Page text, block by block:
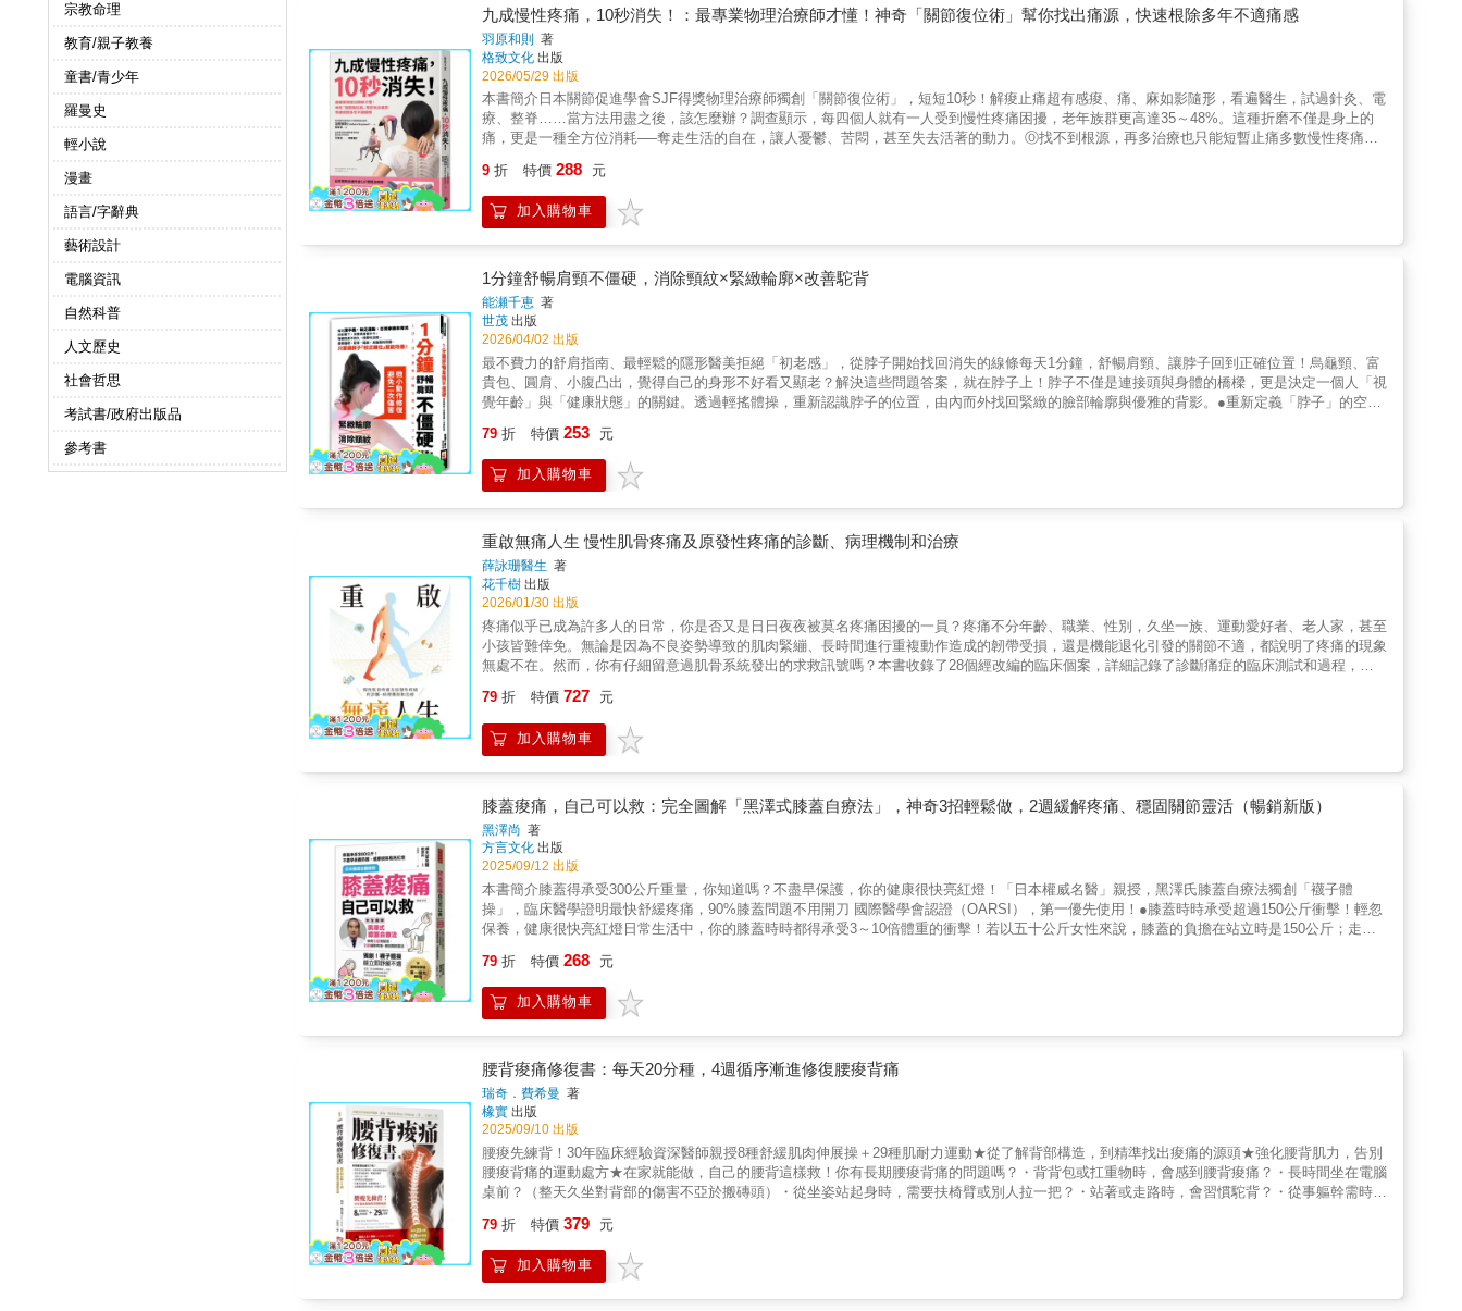
宗教命理
教育/親子教養
童書/青少年
羅曼史
輕小說
漫畫
語言/字辭典
藝術設計
電腦資訊
自然科普
人文歷史
社會哲思
考試書/政府出版品
參考書
在腰部，很快就會感到疲累，沒多久孩子們就又會恢復癱軟的坐姿。為解決椅子和背部的不舒服，大多數人習慣使用腰枕，但其實許多腰枕只是更
強化了你的不良坐姿！許多人喜歡側睡，或因為某些原因必須側睡。人類學研究指出，歷史上有許多側睡的記載，側睡能讓家族成員得以靠近彼此
取暖，還有安全以及節省地面空間等好處；然而很多人的側睡姿勢是錯誤的，像是捲成C型睡姿，日復一日後，將會引起椎間盤磨損退化。你是否
也有久站不適的問題？還是你的工作必須整天站著？你也許有一堆護腿小祕方、還有幾雙好鞋，但可曾想好好觀察自己的「站姿」呢？ 彎腰不到5
分鐘就腰痛背痛？你一定聽過這樣的觀念：彎腰時，為了保護腰背部，應該要蹲下而不要彎下身；但這樣的動作雖然保護了背部，卻讓你的膝蓋承
受不必要的壓力。多數人走路時只用到腿部肌肉，這絕非理想的姿態，一旦走路姿勢不當，每走一步就是一次對骨骼的攻擊。本書特色◎從生活中
取景，正確姿勢vs.錯誤姿勢一目了然你的周遭到處充斥著活生生的教材，本書將為你檢視平日的健康習慣及爛姿勢成癮度：公共場所的椅子、各
種姿勢、抱小孩的方法、開車或騎機車的坐姿、提重物、歷史雕像姿態、甚至是交通號誌的小綠人等，有趣又實用，藉由照片讓人更容易記住好姿
勢。◎回歸原始──身體的原始設計是讓人可以輕鬆優雅的行動為何傳統社會中的人們從小到老，一輩子都不會有腰背痛的問題？本書將揭示人體
單、無年齡限制、24小時想練就能練。8堂簡單的脊椎校準課，作者親自一步步帶你練習，其中穿插許多古老智慧與日常生活分析，結合傳統與現
代科學，既實用又知性，讓自然正確的體態內化在日常坐、站、走、躺等姿勢，當它成為習慣後，一舉一動都能減輕對骨骼肌肉的不當壓迫、改善
循環，讓自己越活越健康。
九成慢性疼痛，10秒消失！：最專業物理治療師才懂！神奇「關節復位術」幫你找出痛源，快速根除多年不適痛感
羽原和則
著
格致文化 出版
2026/05/29 出版
本書簡介日本關節促進學會SJF得獎物理治療師獨創「關節復位術」，短短10秒！解痠止痛超有感痠、痛、麻如影隨形，看遍醫生，試過針灸、電
療、整脊……當方法用盡之後，該怎麼辦？調查顯示，每四個人就有一人受到慢性疼痛困擾，老年族群更高達35～48%。這種折磨不僅是身上的
痛，更是一種全方位消耗──奪走生活的自在，讓人憂鬱、苦悶，甚至失去活著的動力。Ⓞ找不到根源，再多治療也只能短暫止痛多數慢性疼痛患
則可能引起嚴重疼痛。►伸展操：過度伸展會使關節位移加劇，肌肉不易收縮。►筋膜鬆弛：以手指或手肘搓揉按壓局部僵硬肌肉，只是「按摩＋
指壓」。►整脊：成效和折手指沒兩樣，還可能導致脊髓損傷，甚至腦中風！►針灸、電療：針灸如同麻醉、電療只是刺激肌肉，讓你暫時忘卻痛
楚。►人工關節：並非一勞永逸，隨時間可能鬆脫感染！►X光檢查：關節脫離路徑只有1～2公釐，再強的X光都拍不出毛病！Ⓞ真正病灶並非慢
200公斤的相撲力士治癒慢性疼痛，獨創「10秒關節復位術」，以腰薦椎關節為中心，涵蓋腰、膝、肩、頸、背部、髖部、腳踝、眼耳、頭部，只
要 step by step 跟著做，10秒就能解決九成以上慢性痛！►膝蓋痛【檢查】：抓住右腳踝，確認膝蓋能彎曲到哪裡？是否產生痛感？【鍛鍊】：
仰躺在地上，雙手抱住右腳踝，將膝蓋往胸前彎曲。►肩膀痛【檢查】：以坐姿將肩膀大幅旋前旋後，確認動作是否順暢？【鍛鍊】：雙臂彎曲成
直角，高舉至頭部上方；以手肘畫圓，慢慢放下雙臂。►腰痛【檢查】：以站姿將上半身往右傾，確認右手指尖能碰到哪裡？會在何處產生痛感？
【鍛鍊】：仰躺併攏雙膝並屈起，分別將左右骨盆朝頭部方向移動，進一步矯正關節。……除此之外，還有更多「10秒關節復位術」可解決的症
狀和疾病，包括：風濕痛、閃到腰、五十肩、頸椎痛、中風偏癱、椎間盤突出、扳機指、眩暈與耳鳴、偏頭痛、肋間神經痛、甩鞭式創傷、自律神
經失調等20種以上久痛難治的病痛！ 九成的慢性疼痛，源自於關節位移；根治慢性疼痛，就從矯正關節開始！ 本書特色◎日本SJF關節促進學會
得獎治療師，獨創「關節復位術」，短短10秒，解痠止痛超有感！◎破除錯誤迷思，清楚說明慢性疼痛的成因與解痛之道。 ◎涵蓋腰、膝、肩、
頸、背部、髖部、腳踝、眼耳、頭部，九大部位完整照護！
9 折 特價 288 元
加入購物車
1分鐘舒暢肩頸不僵硬，消除頸紋×緊緻輪廓×改善駝背
能瀬千恵 著
世茂 出版
2026/04/02 出版
最不費力的舒肩指南、最輕鬆的隱形醫美拒絕「初老感」，從脖子開始找回消失的線條每天1分鐘，舒暢肩頸、讓脖子回到正確位置！烏龜頸、富
貴包、圓肩、小腹凸出，覺得自己的身形不好看又顯老？解決這些問題答案，就在脖子上！脖子不僅是連接頭與身體的橋樑，更是決定一個人「視
覺年齡」與「健康狀態」的關鍵。透過輕搖體操，重新認識脖子的位置，由內而外找回緊緻的臉部輪廓與優雅的背影。●重新定義「脖子」的空間
搖體操，從根本解決駝背與背部老化問題。●臉部輪廓的救星，下顎線與頸紋改善法令紋、木偶紋與雙下巴，往往是頸部肌肉緊繃的連鎖反應。透
過針對性的「下巴輕搖」與「脖子輕搖」練習，拉提臉部線條並淡化頸紋。●呼吸與自律神經的調節脖子是血管、神經與氣管的匯集處。本書深入
淺出地解釋「呼吸淺短」如何加速老化，並教導如何透過「會呼吸的脖子」來調節自律神經，讓心情恢復從容，重拾由內而外的美。本書收錄了整
頭看手機、電腦，肩頸痠痛者‧明明不胖但卻有雙下巴‧想要改善駝背，擁有優雅儀態的人‧試過各種保養品，卻無法解決頸紋困擾的人◆輕搖體操可
以幫助你……‧改善腰痠背痛‧衣服選小一號‧頸紋變少‧輪廓緊緻本書特色◎整復師、兼職舞者、動作指導老師，首創的輕搖體操◎圖解搭配詳細的文
字說明
79 折 特價 253 元
加入購物車
重啟無痛人生 慢性肌骨疼痛及原發性疼痛的診斷、病理機制和治療
薛詠珊醫生 著
花千樹 出版
2026/01/30 出版
疼痛似乎已成為許多人的日常，你是否又是日日夜夜被莫名疼痛困擾的一員？疼痛不分年齡、職業、性別，久坐一族、運動愛好者、老人家，甚至
小孩皆難倖免。無論是因為不良姿勢導致的肌肉緊繃、長時間進行重複動作造成的韌帶受損，還是機能退化引發的關節不適，都說明了疼痛的現象
無處不在。然而，你有仔細留意過肌骨系統發出的求救訊號嗎？本書收錄了28個經改編的臨床個案，詳細記錄了診斷痛症的臨床測試和過程，從
現「鎖住」、動彈不得的情況，怎麽辦？• 只有網球運動員才會患上網球肘？• 身材「前凸後翹」，要小心腰椎關節發炎？• 如何分辨坐骨神經痛
和梨狀肌綜合症？• 退化性膝關節炎一定要做手術？• 每日跑步竟然會導致前十字韌帶受損？• 長年累月穿著高跟鞋，身體會亮起甚麼警號？• 扁平
足無法矯正？• 全身肌肉緊繃，睡眠質素差，又提不起勁，暗藏何種危機？基於醫學實證和專業臨床經驗，本書深入探討了身體各部位的痛楚根源
提醒我們採取行動。如未能及時處理急性疼痛，此時痛楚已不僅是症狀，而是一個疾病——一個患者的心理、社交及生活都烙下痕跡的疾病。薛醫
生面見過無數病人，她把基層醫療的常見病例結集成書，為慢性疼痛病患清晰指引了認知疼痛、進行診斷到接受治療的程序，希望大家重拾輕鬆無
痛的身心。所有內容均建基於醫學實證和作者的學術與臨床經驗，務求讓大家獲得最貼合現實的面診體驗。◎ 本書28個病例都詳細記錄了病人的
面診情況及醫生給予的處方和建議，輔以簡易醫學解剖圖解來說明痛症的所在之處，亦加插了實際在診症室內進行的臨床測試及其示範和解說，附
錄還列出逾500個與痛症相關的中英詞彙，方便讀者參照。◎ 書中72個運動都清楚列明針對痛症、步驟、建議的運動次數和時間、注意事項和不適
用對象，還附有真人圖解，希望大家安在家中也能預防和治療慢性疼痛。
79 折 特價 727 元
加入購物車
膝蓋痠痛，自己可以救：完全圖解「黑澤式膝蓋自療法」，神奇3招輕鬆做，2週緩解疼痛、穩固關節靈活（暢銷新版）
黑澤尚 著
方言文化 出版
2025/09/12 出版
本書簡介膝蓋得承受300公斤重量，你知道嗎？不盡早保護，你的健康很快亮紅燈！「日本權威名醫」親授，黑澤氏膝蓋自療法獨創「襪子體
操」，臨床醫學證明最快舒緩疼痛，90%膝蓋問題不用開刀 國際醫學會認證（OARSI），第一優先使用！●膝蓋時時承受超過150公斤衝擊！輕忽
保養，健康很快亮紅燈日常生活中，你的膝蓋時時都得承受3～10倍體重的衝擊！若以五十公斤女性來說，膝蓋的負擔在站立時是150公斤；走路
便、長期臥病在床。況且你也會因痠痛不敢使力、活動，而使肌力更加衰弱，膝蓋軟骨大量磨損，深陷疼痛越來越劇烈的惡性循環。●膝蓋磨損多
少，你知道嗎？日本順天堂名醫幫你診斷日日承受巨大衝擊的膝蓋，是由包覆的「軟骨」及「關節液」所吸收，加上大腿肌等肌肉、骨骼和肌腱支
撐，藉此減輕膝蓋的負擔，幫助其順暢活動，但也因為膝關節包藏在皮肉之中，人們很難從表面察覺異狀。日本順天堂名醫黑澤尚教授在本書中提
膝蓋自療法，國際醫學會認證，優先第一使用絕大部分的膝蓋問題都起因於關節軟骨磨損的「退化性膝關節炎」，這是一種逐漸、緩慢的磨損。初
期，只會感覺膝關節有點僵硬而容易忽視，最後演變成劇烈的疼痛。因此，千萬別輕忽「膝蓋有點緊」，感覺異常就要就診檢查，看看是否為退化
性膝關節炎所造成，以及趕緊運用「黑澤式膝蓋自療法」，便可阻止惡化甚至痊癒。這套「自療法」，對任何人來說都十分簡單，你可從「襪子體
操」開始操作來立即緩解疼痛，再運用「仰躺＋側臥抬腳」、「靠椅抬腳」、「大腿夾球」等下肢肌肉體操，強化支撐膝蓋肌肉、關節韌帶、關節
囊、關節軟骨、骨骼等組織，讓膝關節產生安定作用，很快就有顯著成效。無論膝蓋再怎麼不舒服，約莫兩〜三週疼痛就會減輕，更能預防膝蓋疼
痛再度發生。「黑澤式膝蓋自療法」雖然神奇卻較少人知道，可說是一種「自療祕技」，也正如黑澤尚醫師所言：「這個自療法已經是世界級基
準，更獲得國際醫學機構認證為『最初階段的第一優先採用方法』，然而也正因為這個自療法很可能讓醫院賺不到錢而難以普及……」。●神奇自
療法！根據醫理科學，從根本改善、痊癒！膝蓋疼痛多出自於退化性關節炎，一般療程是以「口服藥物」和「玻尿酸關節注射」為主，但這只能減
緩疼痛，無法根除問題。黑澤尚醫師發明的「黑澤式膝蓋自療法」十分神奇，是一種「藉由肌肉體操促進體內『抗炎細胞激素』分泌，抑制軟骨與
骨、滑膜，在一定範圍內受到溫和力量影響►►發炎型細胞激素逐漸受到抑制►►軟骨組織的膠原蛋白與蛋白聚醣不斷產生，開始分泌「抗發炎型
細胞激素」►►發炎部位逐漸痊癒，疼痛感消失，關節產生安定效果因此，只要定期施行「黑澤式膝蓋自療法」，即可抑制膝蓋發炎、強化關節與
減輕疼痛，更能有效預防症狀復發。 黑澤尚醫師不僅教你就診時機、怎麼檢查、哪些治療法無法根治，還有藥物服用時機、有哪些物理療法與
79 折 特價 268 元
加入購物車
腰背痠痛修復書：每天20分種，4週循序漸進修復腰痠背痛
瑞奇．費希曼 著
橡實 出版
2025/09/10 出版
腰痠先練背！30年臨床經驗資深醫師親授8種舒緩肌肉伸展操＋29種肌耐力運動★從了解背部構造，到精準找出痠痛的源頭★強化腰背肌力，告別
腰痠背痛的運動處方★在家就能做，自己的腰背這樣救！你有長期腰痠背痛的問題嗎？・背背包或扛重物時，會感到腰背痠痛？・長時間坐在電腦
桌前？（整天久坐對背部的傷害不亞於搬磚頭）・從坐姿站起身時，需要扶椅臂或別人拉一把？・站著或走路時，會習慣駝背？・從事軀幹需時常
辦公室的上班族或操作機具的作業員，都會受到下背疼痛的影響。這通常是許多現代元素交互作用下的結果：不健康的飲食、過高的體重、睡眠不
足、久坐、沒時間也沒精力運動、壓力過大等等。脊骨神經照護在治療背部疼痛方面非常有效。作者費希曼醫師透過逾三十年的臨床實證，發現對
許多人來說，不論造成腰背痠痛的原因為何，最有效的修復方式，就是透過伸展和運動來鍛鍊強勁且柔韌的身體。他為此制定出四週的運動計畫。
79 折 特價 379 元
加入購物車